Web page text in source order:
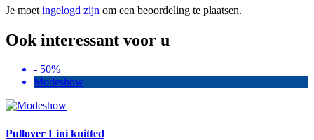
Je moet ingelogd zijn om een beoordeling te plaatsen.
Ook interessant voor u
- 50%
Modeshow
Pullover Lini knitted